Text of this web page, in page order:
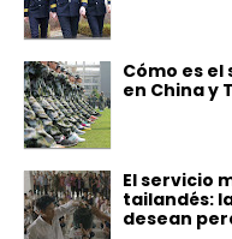
Cómo es
en China y
El servicio
tailandés:
desean